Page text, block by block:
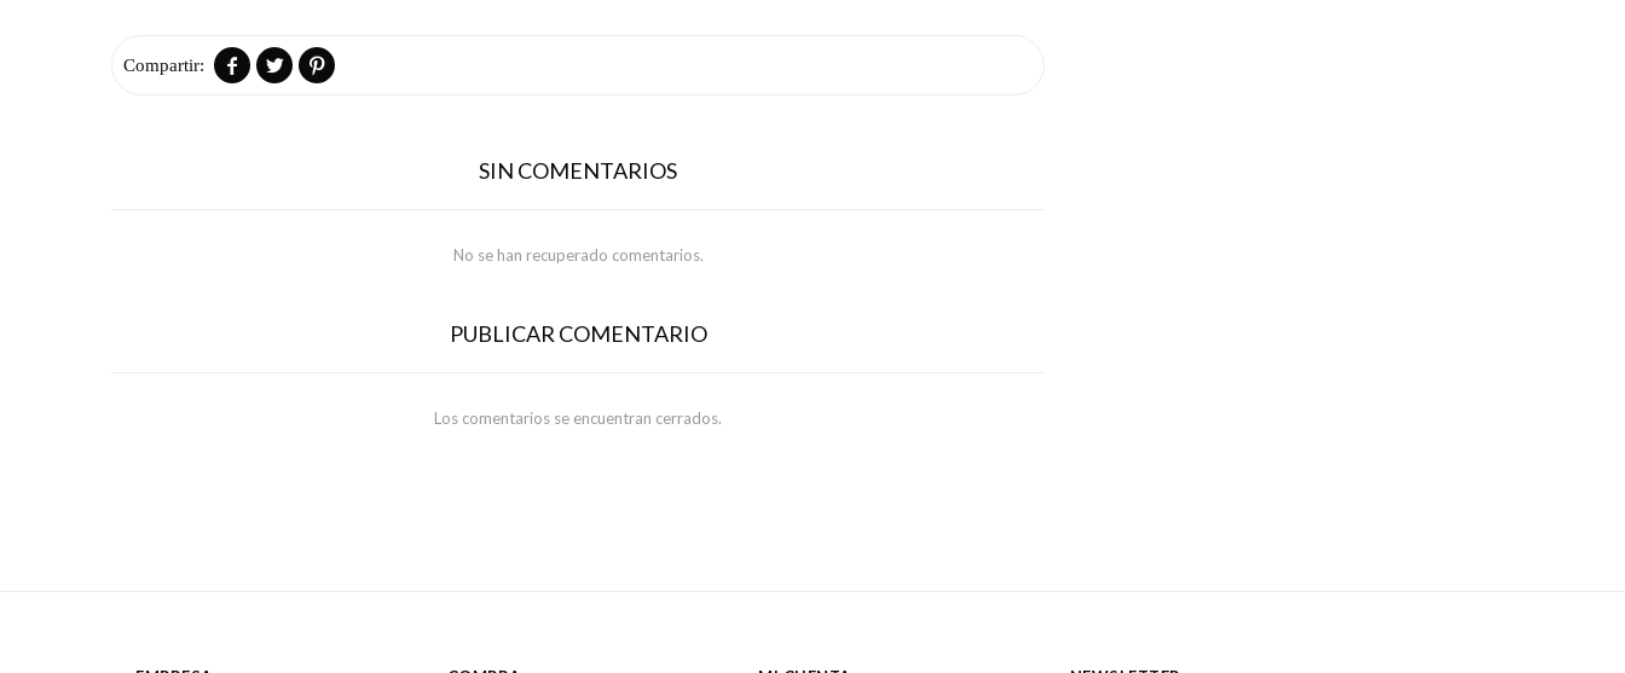
  
SIN COMENTARIOS
No se han recuperado comentarios.
PUBLICAR COMENTARIO
Los comentarios se encuentran cerrados.